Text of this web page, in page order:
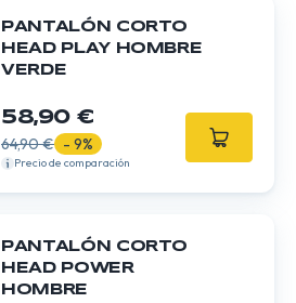
PANTALÓN CORTO
HEAD PLAY HOMBRE
VERDE
58,90 €
64,90 € - 9%
Precio de comparación
PANTALÓN CORTO
HEAD POWER
HOMBRE